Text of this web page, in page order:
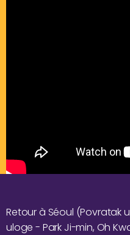
Retour à Séoul (Povratak
uloge - Park Ji-min, Oh